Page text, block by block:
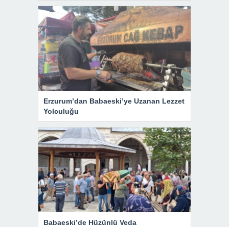
Erzurum’dan Babaeski’ye Uzanan Lezzet
Yolculuğu
Babaeski’de Hüzünlü Veda